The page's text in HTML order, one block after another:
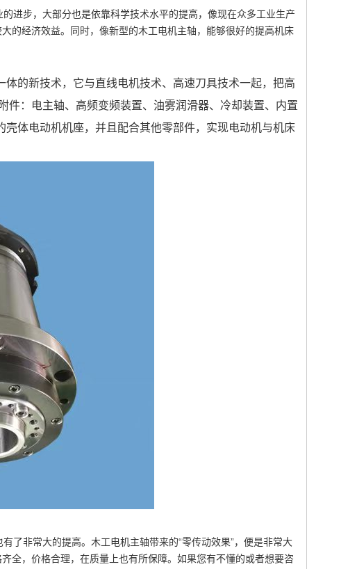
进步，大部分也是依靠科学技术水平的提高，像现在众多工业生产
的经济效益。同时，像新型的木工电机主轴，能够很好的提高机床
的新技术，它与直线电机技术、高速刀具技术一起，把高
：电主轴、高频变频装置、油雾润滑器、冷却装置、内置
体电动机机座，并且配合其他零部件，实现电动机与机床
非常大的提高。木工电机主轴带来的“零传动效果”，便是非常大
全，价格合理，在质量上也有所保障。如果您有不懂的或者想要咨